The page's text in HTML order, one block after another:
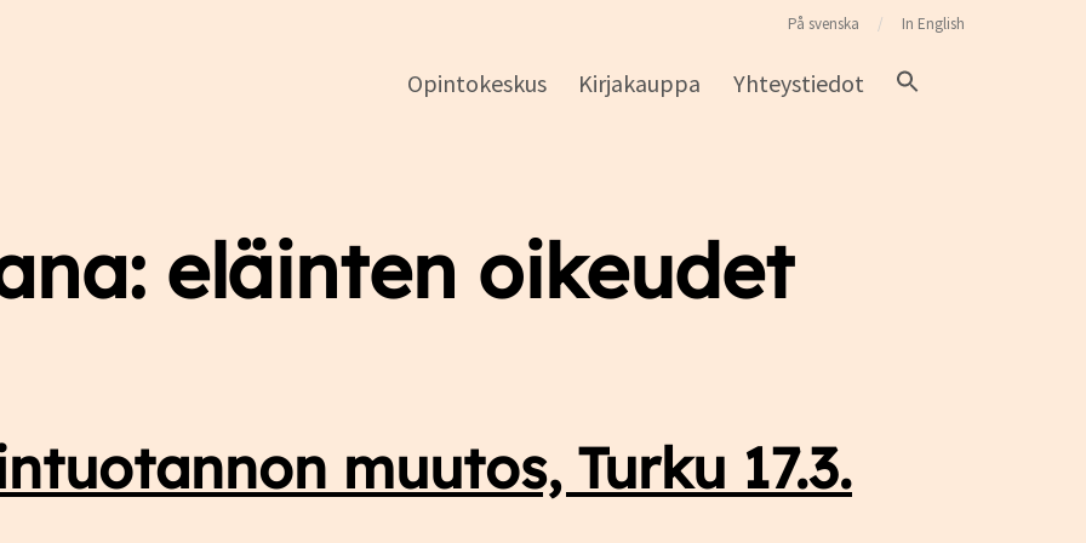
Opintokeskus Kirjakauppa Yhteystiedot
På svenska In English
opintokeskus
eläinten oikeudet
muutos, Turku 17.3.